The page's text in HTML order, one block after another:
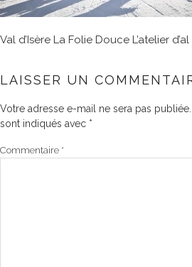
Val d’Isère La Folie Douce L’atelier
LAISSER UN
Votre adresse e-mail ne sera pas publiée.
sont indiqués avec *
Commentaire *